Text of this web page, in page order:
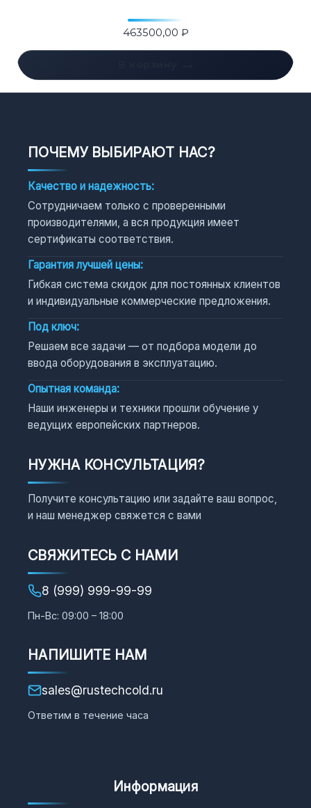
463500,00 ₽
ПОЧЕМУ ВЫБИРАЮТ НАС?
Качество и надежность:
Сотрудничаем только с проверенными
производителями, а вся продукция имеет
сертификаты соответствия.
Гарантия лучшей цены:
Гибкая система скидок для постоянных клиентов
и индивидуальные коммерческие предложения.
Под ключ:
Решаем все задачи — от подбора модели до
ввода оборудования в эксплуатацию.
Опытная команда:
Наши инженеры и техники прошли обучение у
ведущих европейских партнеров.
НУЖНА КОНСУЛЬТАЦИЯ?
Получите консультацию или задайте ваш вопрос,
и наш менеджер свяжется с вами
СВЯЖИТЕСЬ С НАМИ
8 (999) 999-99-99
Пн-Вс: 09:00 – 18:00
НАПИШИТЕ НАМ
sales@rustechcold.ru
Ответим в течение часа
Информация